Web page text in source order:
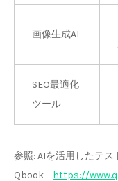
画像生成AI
SEO最適化
ツール
参照: AIを活用したテ
Qbook – https://